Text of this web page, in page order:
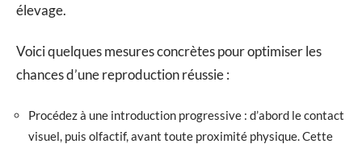
élevage.
Voici quelques mesures concrètes pour optimiser les
chances d’une reproduction réussie :
Procédez à une introduction progressive : d’abord le contact
visuel, puis olfactif, avant toute proximité physique. Cette